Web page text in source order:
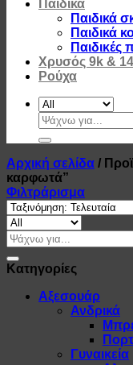
Παιδικά
Παιδικά
Παιδικά
Παιδικές
Χρυσός 9k &
Ρούχα
Αναζήτηση
για:
Αρχική σελίδα /
καρφωτά”
Φιλτράρισμα
Αναζήτηση
για:
Κατηγορίες
Αξεσουάρ
Ανδρικά
Γυναικεία